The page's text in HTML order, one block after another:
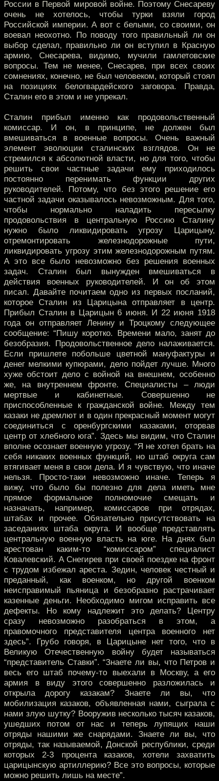
России в Первой мировой войне. Поэтому Снесареву
очень не хотелось, чтобы турки взяли город
Российской империи. А вот с белыми, со своими, он
воевал неохотно. По поводу того правильный ли он
выбор сделал, правильно ли он вступил в Красную
армию, Снесарева, видимо, мучили гамлетовские
вопросы. Тем не менее, Снесарев, при всех своих
сомнениях, конечно, не был человеком, который стоял
на позициях белогвардейского заговора. Правда,
Сталин его в этом и не упрекал.
Сталин прибыл именно как продовольственный
комиссар. И он, в принципе, не должен был
вмешиваться в военные вопросы. Очень важный
элемент эволюции сталинских взглядов. Он не
стремился к абсолютной власти, но для того, чтобы
решить свои частные задачи ему приходилось
постоянно перенимать функции других
руководителей. Потому, что без этого решение его
частной задачи оказывалось невозможным. Для того,
чтобы нормально наладить пересылку
продовольствия в центральную Россию Сталину
нужно было ликвидировать угрозу Царицыну,
отремонтировать железнодорожные пути,
ликвидировать угрозу этим железнодорожным путям.
А это все было невозможно без решения военных
задач. Сталин был вынужден вмешиваться в
действия военных руководителей. И он об этом
писал. Давайте почитаем одно из первых посланий,
которое Сталин из Царицына отправляет в центр.
Прибыл Сталин в Царицын 6 июня. И 22 июня 1918
года он отправляет Ленину и Троцкому следующее
сообщение: “Пишу коротко. Времени мало, занят до
безобразия. Продовольственное дело налаживается.
Если пришлете побольше цветной мануфактуры и
денег мелкими купюрами, дело пойдет лучше. Много
хуже обстоит дело с войной на внешнем, особенно
же, на внутреннем фронте. Специалисты – люди
мертвые и кабинетные. Совершенно не
приспособленные к гражданской войне. Между тем
казаки не дремлют и в один прекрасный момент могут
соединиться с оренбургскими казаками, оторвав
центр от хлебного юга”. Здесь мы видим, что Сталин
вполне осознает военную угрозу. “Я не хотел брать на
себя никаких военных функций, но штаб округа сам
втягивает меня в свои дела. И я чувствую, что иначе
нельзя. Просто-таки невозможно иначе. Теперь я
вижу, что было бы полезно для дела иметь мне
прямое формальное полномочие смещать и
назначать, например, комиссаров при отрядах,
штабах и прочее. Обязательно присутствовать на
заседаниях штаба округа. И вообще представлять
центральную военную власть на юге. На днях был
арестован каким-то “комиссаром” специалист
Ковалевский. А Снегирев при своей поездке на фронт
с трудом избежал ареста. Зедин, человек честный и
преданный, как военком, но другой военком
неисправимый пьяница и безобразно растрачивает
казенные деньги. Необходимо мигом исправить все
дефекты. Но кому надлежит это делать? Центру
сразу невозможно разобраться в этом, а
правомочного представителя центра военного нет
здесь”. Грубо говоря, в Царицыне нет того, что в
Великую Отечественную войну будет называться
“представитель Ставки”. “Знаете ли вы, что Петров и
весь его штаб почему-то выехали в Москву, а его
армия в виду этого совершенно разложилась и
открыла дорогу казакам? Знаете ли вы, что
мобилизация казаков, объявленная нами, сыграла с
нами злую шутку? Вооружив несколько тысяч казаков,
ушедших потом от нас и теперь лупящих наши
отряды нашими же снарядами. Знаете ли вы, что
отряды, так называемой, Донской республики, среди
которых 2-3 процента казаков, хотели захватить
царицынскую артиллерию? Все это вопросы, которые
можно решить лишь на месте”.